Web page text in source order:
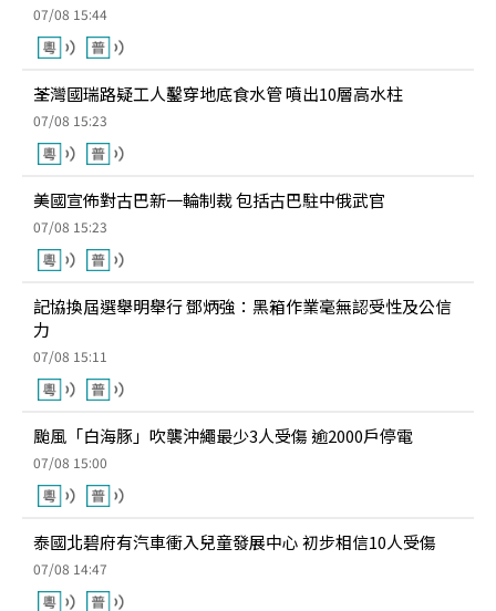
07/08 15:44
荃灣國瑞路疑工人鑿穿地底食水管 噴出10層高水柱
07/08 15:23
美國宣佈對古巴新一輪制裁 包括古巴駐中俄武官
07/08 15:23
記協換屆選舉明舉行 鄧炳強：黑箱作業毫無認受性及公信
力
07/08 15:11
颱風「白海豚」吹襲沖繩最少3人受傷 逾2000戶停電
07/08 15:00
泰國北碧府有汽車衝入兒童發展中心 初步相信10人受傷
07/08 14:47